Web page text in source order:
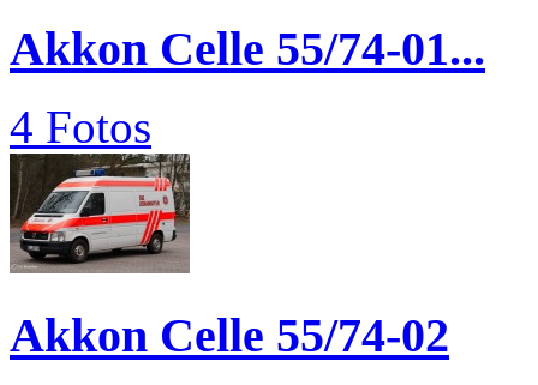
Akkon Celle 55/74-01...
4 Fotos
Akkon Celle 55/74-02